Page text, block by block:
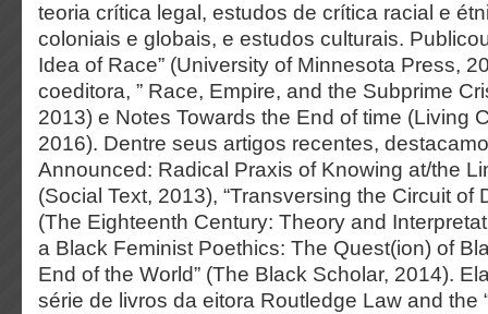
teoria crítica legal, estudos de crítica racial e
coloniais e globais, e estudos culturais.
Idea of Race” (University of Minnesota Press,
coeditora, ” Race, Empire, and the Subprime
2013) e Notes Towards the End of time (Living
2016). Dentre seus artigos recentes,
Announced: Radical Praxis of Knowing at/the
(Social Text, 2013), “Transversing the Circuit of
(The Eighteenth Century: Theory and
a Black Feminist Poethics: The Quest(ion) of
End of the World” (The Black Scholar, 2014).
série de livros da eitora Routledge Law and the